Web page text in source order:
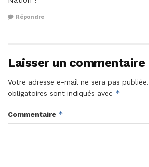
Répondre
Laisser un commentaire
Votre adresse e-mail ne sera pas publiée.
obligatoires sont indiqués avec *
Commentaire *